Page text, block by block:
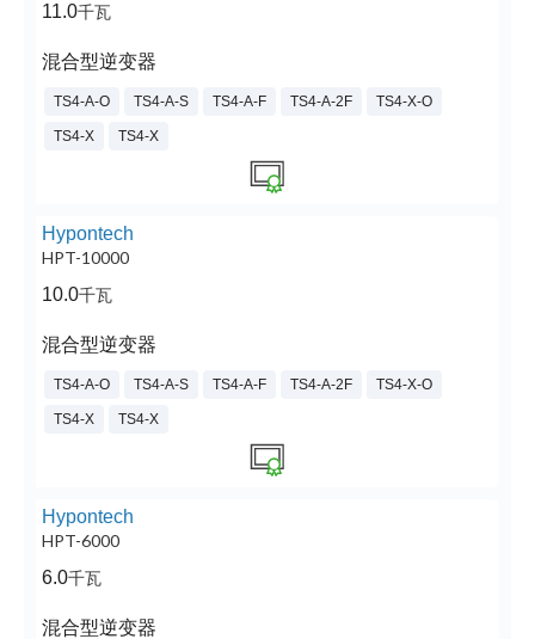
11.0千瓦
混合型逆变器
TS4-A-O TS4-A-S TS4-A-F TS4-A-2F TS4-X-O
TS4-X TS4-X
Hypontech
HPT-10000
10.0千瓦
混合型逆变器
TS4-A-O TS4-A-S TS4-A-F TS4-A-2F TS4-X-O
TS4-X TS4-X
Hypontech
HPT-6000
6.0千瓦
混合型逆变器